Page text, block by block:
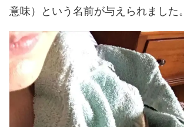
意味）という名前が与えられました。